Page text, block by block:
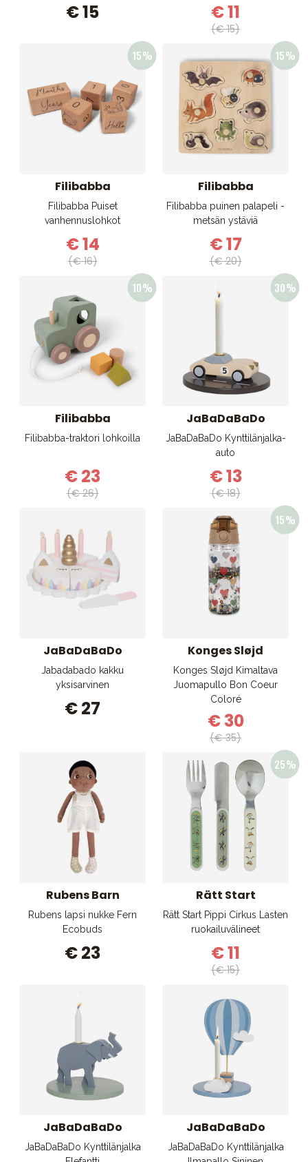
€ 15 € 11
(€ 15)
Filibabba
Filibabba Puiset
vanhennuslohkot
€ 14
(€ 16)
Filibabba
Filibabba puinen palapeli -
metsän ystäviä
€ 17
(€ 20)
Filibabba
Filibabba-traktori lohkoilla
€ 23
(€ 26)
JaBaDaBaDo
JaBaDaBaDo Kynttilänjalka-
auto
€ 13
(€ 18)
JaBaDaBaDo
Jabadabado kakku
yksisarvinen
€ 27
Konges Sløjd
Konges Sløjd Kimaltava
Juomapullo Bon Coeur
Coloré
€ 30
(€ 35)
Rubens Barn
Rubens lapsi nukke Fern
Ecobuds
€ 23
Rätt Start
Rätt Start Pippi Cirkus Lasten
ruokailuvälineet
€ 11
(€ 15)
JaBaDaBaDo
JaBaDaBaDo Kynttilänjalka
JaBaDaBaDo
JaBaDaBaDo Kynttilänjalka